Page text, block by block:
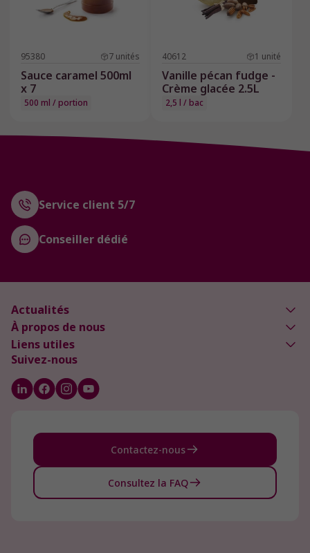
95380 7 unités
Sauce caramel 500ml
x 7
500 ml / portion
40612 1 unité
Vanille pécan fudge -
Crème glacée 2.5L
2,5 l / bac
Service client 5/7
Conseiller dédié
Actualités
À propos de nous
Liens utiles
Suivez-nous
Contactez-nous
Consultez la FAQ